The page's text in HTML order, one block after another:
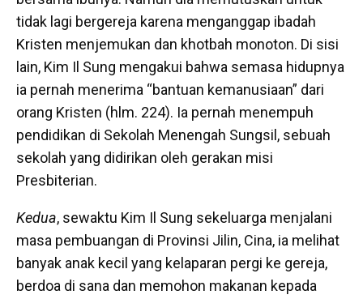
tidak lagi bergereja karena menganggap ibadah
Kristen menjemukan dan khotbah monoton. Di sisi
lain, Kim Il Sung mengakui bahwa semasa hidupnya
ia pernah menerima “bantuan kemanusiaan” dari
orang Kristen (hlm. 224). Ia pernah menempuh
pendidikan di Sekolah Menengah Sungsil, sebuah
sekolah yang didirikan oleh gerakan misi
Presbiterian.
Kedua, sewaktu Kim Il Sung sekeluarga menjalani
masa pembuangan di Provinsi Jilin, Cina, ia melihat
banyak anak kecil yang kelaparan pergi ke gereja,
berdoa di sana dan memohon makanan kepada